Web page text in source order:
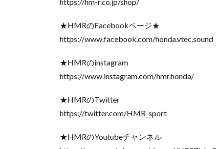
★HMRのFacebookページ★
https://www.facebook.com/honda.vtec.sound
★HMRのinstagram
https://www.instagram.com/hmr.honda/
★HMRのTwitter
https://twitter.com/HMR_sport
★HMRのYoutubeチャンネル